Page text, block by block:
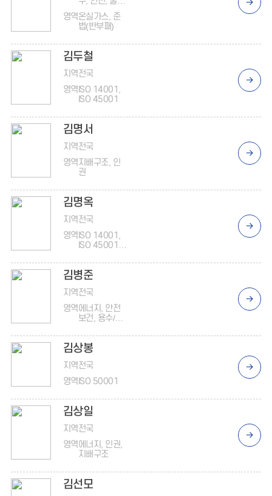
경북, 경남
영역온실가스, 준
법(반부패)
김두철
지역전국
영역 ISO 14001,
ISO 45001
김명서
지역전국
영역지배구조, 인
권
김명옥
지역전국
영역 ISO 14001,
ISO 45001,
법(반부패), 공
정거래, ISO
1, 공정거래
김병준
지역전국
영역에너지, 안전
보건, 용수/폐
단
김상봉
지역전국
영역 ISO 50001
김상일
지역전국
영역에너지, 인권,
지배구조
김선모